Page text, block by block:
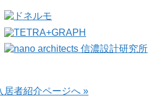
居者紹介ページへ »